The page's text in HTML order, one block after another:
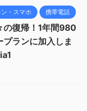
・スマホ 携帯電話
の復帰！1年間980
プランに加入しま